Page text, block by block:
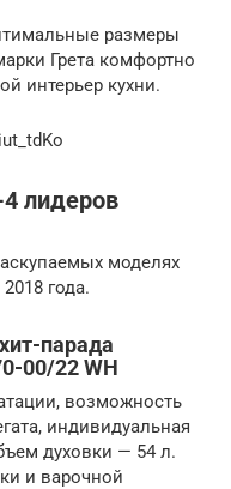
размеры
Грета комфортно
интерьер кухни.
4 лидеров
моделях
года.
парада
00/22 WH
возможность
индивидуальная
духовки — 54 л.
и варочной